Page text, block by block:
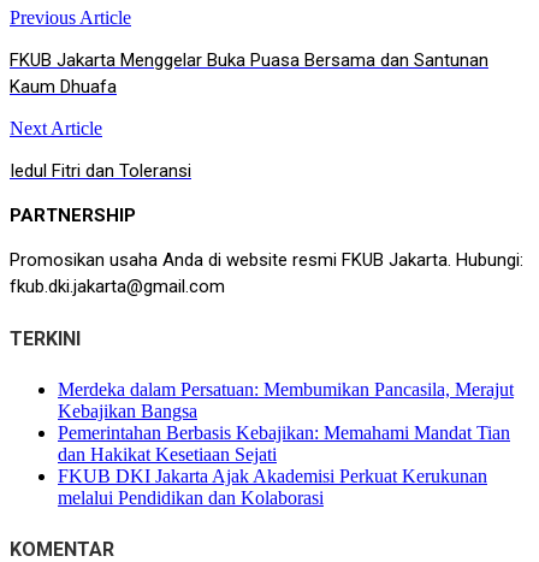
Post
navigation
Previous Article
FKUB Jakarta Menggelar Buka Puasa Bersama dan Santunan
Kaum Dhuafa
Next Article
Iedul Fitri dan Toleransi
PARTNERSHIP
Promosikan usaha Anda di website resmi FKUB Jakarta. Hubungi:
fkub.dki.jakarta@gmail.com
TERKINI
Merdeka dalam Persatuan: Membumikan Pancasila, Merajut
Kebajikan Bangsa
Pemerintahan Berbasis Kebajikan: Memahami Mandat Tian
dan Hakikat Kesetiaan Sejati
FKUB DKI Jakarta Ajak Akademisi Perkuat Kerukunan
melalui Pendidikan dan Kolaborasi
KOMENTAR